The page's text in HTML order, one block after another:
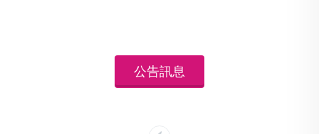
公告訊息